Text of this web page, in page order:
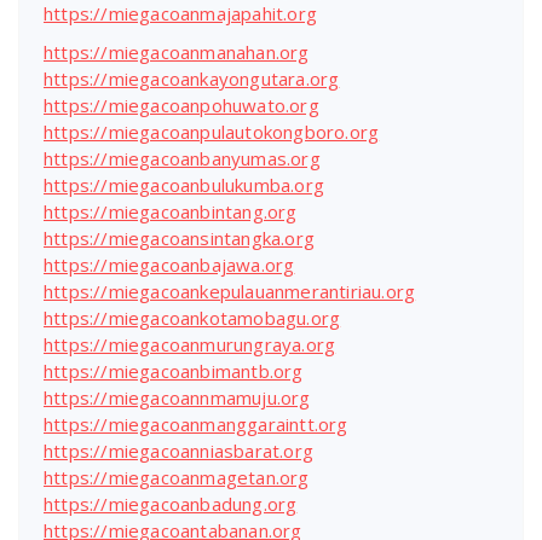
https://miegacoanmajapahit.org
https://miegacoanmanahan.org
https://miegacoankayongutara.org
https://miegacoanpohuwato.org
https://miegacoanpulautokongboro.org
https://miegacoanbanyumas.org
https://miegacoanbulukumba.org
https://miegacoanbintang.org
https://miegacoansintangka.org
https://miegacoanbajawa.org
https://miegacoankepulauanmerantiriau.org
https://miegacoankotamobagu.org
https://miegacoanmurungraya.org
https://miegacoanbimantb.org
https://miegacoannmamuju.org
https://miegacoanmanggaraintt.org
https://miegacoanniasbarat.org
https://miegacoanmagetan.org
https://miegacoanbadung.org
https://miegacoantabanan.org